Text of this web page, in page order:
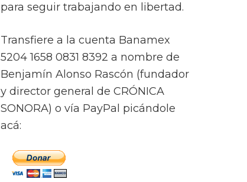
para seguir trabajando en libertad.
Transfiere a la cuenta Banamex
5204 1658 0831 8392 a nombre de
Benjamín Alonso Rascón (fundador
y director general de CRÓNICA
SONORA) o vía PayPal picándole
acá: